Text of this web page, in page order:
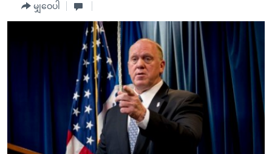
သို့
အစ္စရေး-ပါလက်စတိုင်း
အင်္ဂလိပ်စာလေ့လာမယ်
အမေရိကန်သုံးအီဒီယံ
မကြေးမုံရဲ့ အင်္ဂလိပ်စာ
ရုပ်ရှင်ထဲက အင်္ဂလိပ်စာ
သုတပဒေသာ အင်္ဂလိပ်စာ
အပတ်စဉ်ကဏ္ဍများ
ရေဒီယိုနှင့်ရုပ်သံ အချက်အလက်များ
ရေဒီယို/တီဗွီအစီအစဉ်
Learning English
ဗွီအိုအေ လူမှုကွန်ယက်များ
မျှဝေပါ